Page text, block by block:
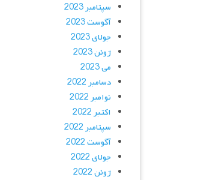
سپتامبر 2023
آگوست 2023
جولای 2023
ژوئن 2023
می 2023
دسامبر 2022
نوامبر 2022
اکتبر 2022
سپتامبر 2022
آگوست 2022
جولای 2022
ژوئن 2022